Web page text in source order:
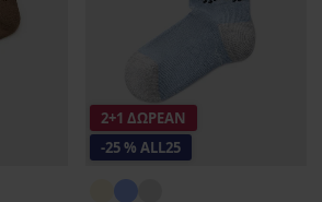
2+1 ΔΩΡΕΑΝ
-25 % ALL25